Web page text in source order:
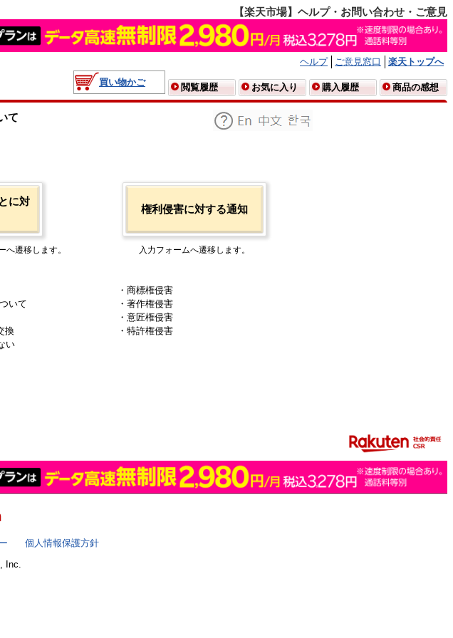
【楽天市場】ヘルプ・お問い合わせ・ご意見
ヘルプ ご意見窓口
楽天トップへ
買い物かご
閲覧履歴 お気に入り 購入履歴 商品の感想
て
に対
へ遷移します。
いて
換
い
権利侵害に対する通知
入力フォームへ遷移します。
・商標権侵害
・著作権侵害
・意匠権侵害
・特許権侵害
個人情報保護方針
Inc.